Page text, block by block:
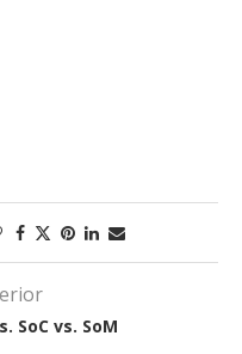
SoC vs. SoM